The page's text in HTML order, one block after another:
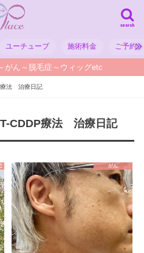
search
ユーチューブ 施術料金 ご予約
がん～脱毛症～ウィッグetc
療法 治療日記
CDDP療法 治療日記
がん